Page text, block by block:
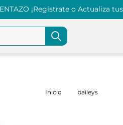
¡Regístrate o Actualiza
baileys